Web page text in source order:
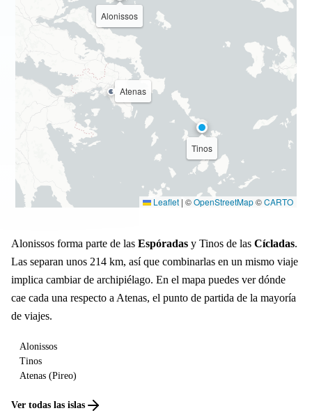
Alonissos
Tinos
Atenas
Leaflet | ©OpenStreetMap©CARTO
Alonissos forma parte de las Espóradas y Tinos de las Cícladas.
Las separan unos 214 km, así que combinarlas en un mismo viaje
implica cambiar de archipiélago. En el mapa puedes ver dónde
cae cada una respecto a Atenas, el punto de partida de la mayoría
de viajes.
Alonissos
Tinos
Atenas (Pireo)
Ver todas las islas